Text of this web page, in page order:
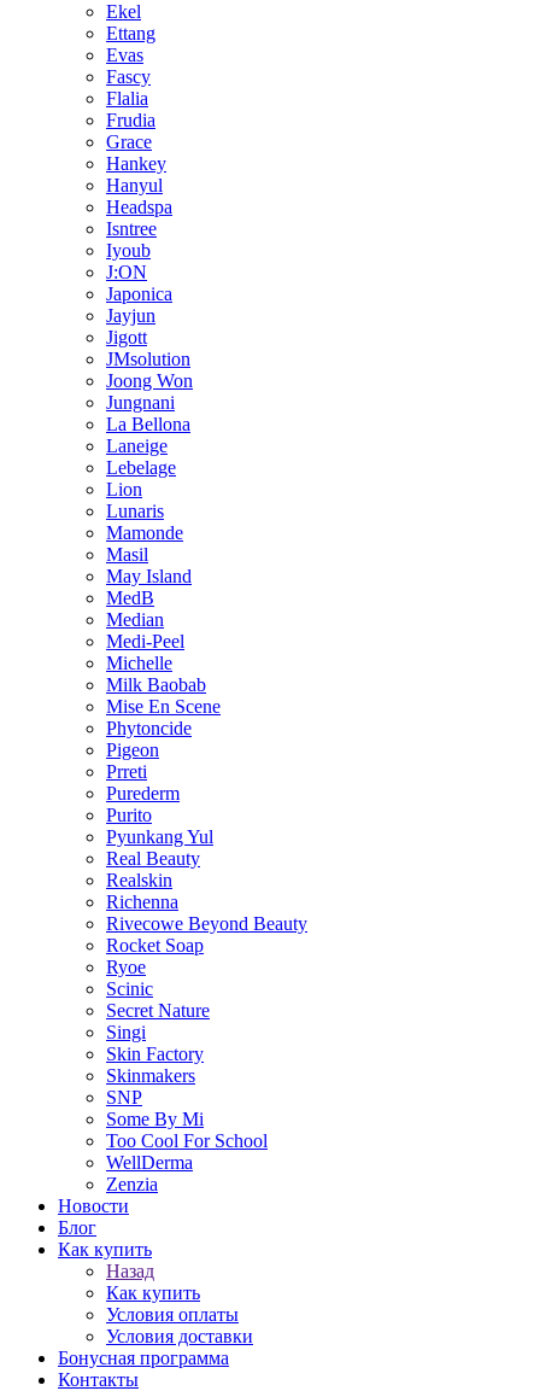
Ekel
Ettang
Evas
Fascy
Flalia
Frudia
Grace
Hankey
Hanyul
Headspa
Isntree
Iyoub
J:ON
Japonica
Jayjun
Jigott
JMsolution
Joong Won
Jungnani
La Bellona
Laneige
Lebelage
Lion
Lunaris
Mamonde
Masil
May Island
MedB
Median
Medi-Peel
Michelle
Milk Baobab
Mise En Scene
Phytoncide
Pigeon
Prreti
Purederm
Purito
Pyunkang Yul
Real Beauty
Realskin
Richenna
Rivecowe Beyond Beauty
Rocket Soap
Ryoe
Scinic
Secret Nature
Singi
Skin Factory
Skinmakers
SNP
Some By Mi
Too Cool For School
WellDerma
Zenzia
Новости
Блог
Как купить
Назад
Как купить
Условия оплаты
Условия доставки
Бонусная программа
Контакты